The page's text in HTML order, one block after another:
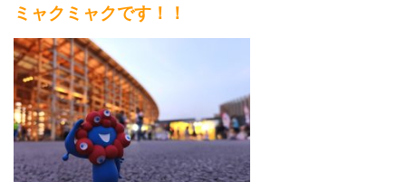
ミャクミャクです！！